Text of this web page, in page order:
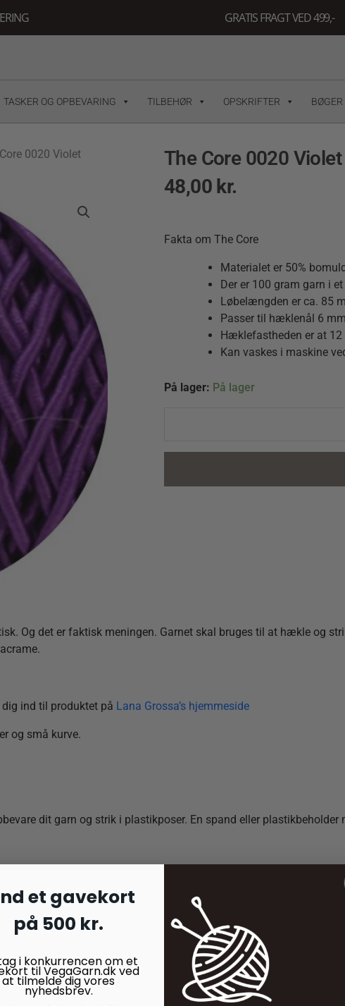
GRATIS FRAGT VED 499,-
TASKER OG OPBEVARING TILBEHØR OPSKRIFTER BØGER
0020 Violet
The Core 0020 Violet
48,00 kr.
Fakta om The Core
Materialet er 50%
Der er 100 gram garn i
Løbelængden er ca. 85
Passer til hæklenål 6 mm
Hæklefastheden er at
Kan vaskes i maskine
På lager: På lager
The
quantity
Og det er faktisk meningen. Garnet skal bruges til at hækle og
dig ind til produktet på Lana Grossa’s hjemmeside
og små kurve.
dit garn og strik i plastikposer. En spand eller
et gavekort
på 500 kr.
i konkurrencen om et
til VegaGarn.dk ved
at tilmelde dig vores
nyhedsbrev.